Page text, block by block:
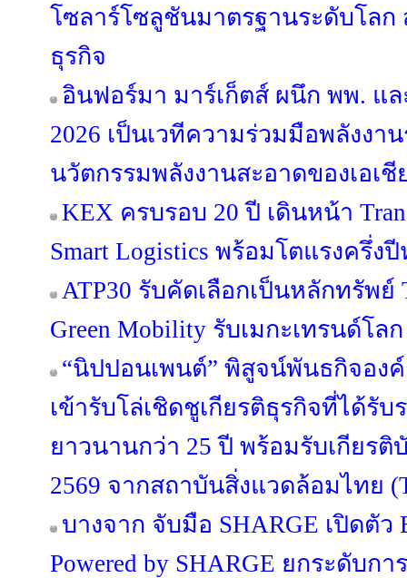
โซลาร์โซลูชันมาตรฐานระดับโล
ธุรกิจ
อินฟอร์มา มาร์เก็ตส์ ผนึก พพ. แล
2026 เป็นเวทีความร่วมมือพลังง
นวัตกรรมพลังงานสะอาดของเอเชี
KEX ครบรอบ 20 ปี เดินหน้า
Smart Logistics พร้อมโตแรงครึ่งปี
ATP30 รับคัดเลือกเป็นหลักทรัพย์
Green Mobility รับเมกะเทรนด์โลก
“นิปปอนเพนต์” พิสูจน์พันธกิจอง
เข้ารับโล่เชิดชูเกียรติธุรกิจที่ได้รับ
ยาวนานกว่า 25 ปี พร้อมรับเกียรติ
2569 จากสถาบันสิ่งแวดล้อมไทย
บางจาก จับมือ SHARGE เปิดตัว
Powered by SHARGE ยกระดับก